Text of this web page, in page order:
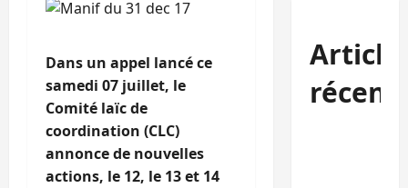
Dans un appel lancé ce
samedi 07 juillet, le
Comité laïc de
coordination (CLC)
annonce de nouvelles
actions, le 12, le 13 et 14